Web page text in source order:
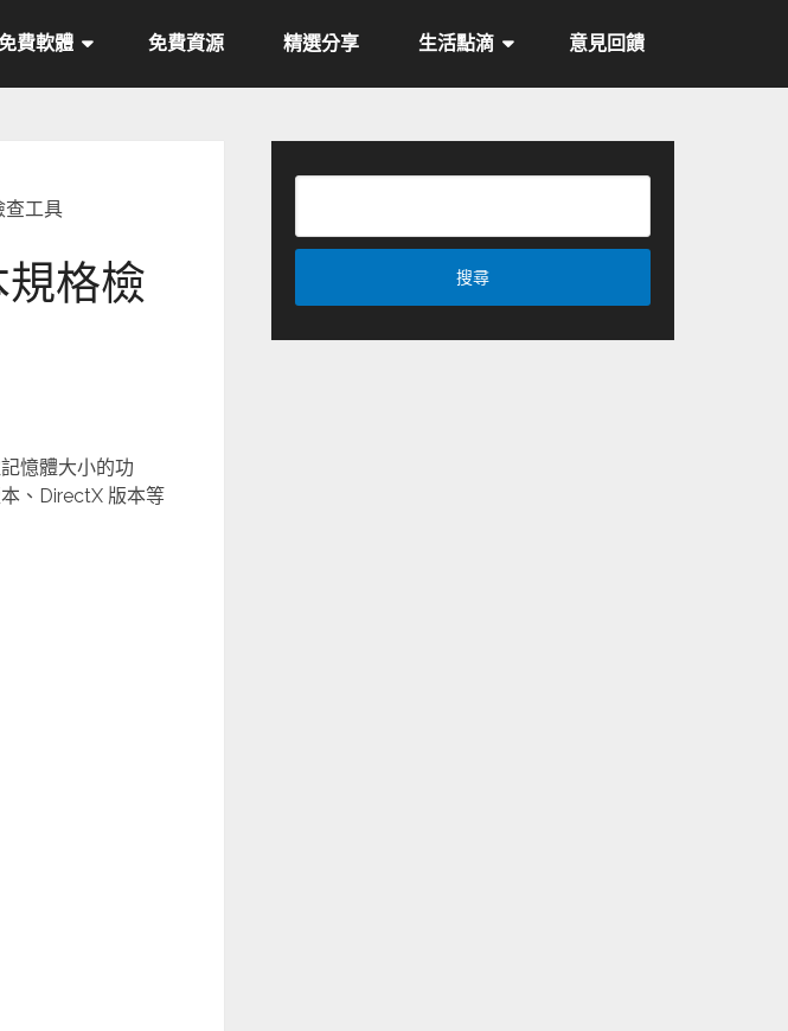
費軟體 免費資源 精選分享 生活點滴 意見回饋
查工具
格檢
憶體大小的功
、DirectX 版本等